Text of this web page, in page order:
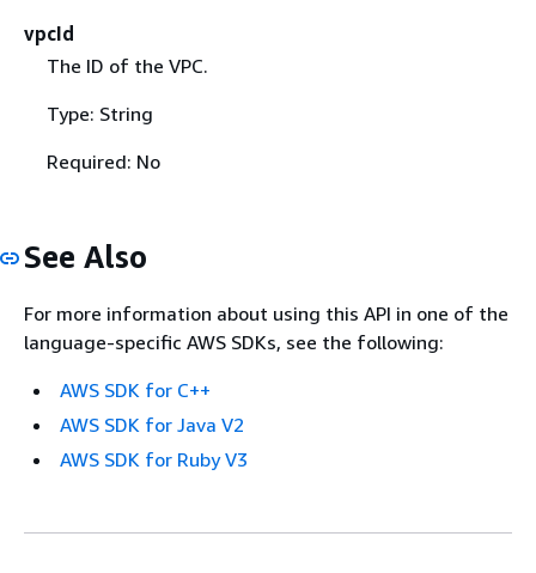
vpcId
The ID of the VPC.
Type: String
Required: No
See Also
For more information about using this API in one of the
language-specific AWS SDKs, see the following:
AWS SDK for C++
AWS SDK for Java V2
AWS SDK for Ruby V3